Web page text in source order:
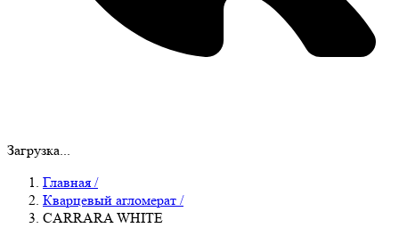
Загрузка...
Главная /
Кварцевый агломерат /
CARRARA WHITE